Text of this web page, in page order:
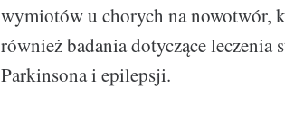
wymiotów u chorych na nowotwór,
również badania dotyczące
Parkinsona i epilepsji.